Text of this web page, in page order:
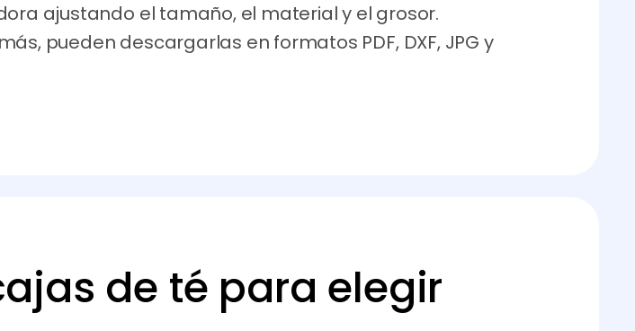
ajustando el tamaño, el material y el grosor.
pueden descargarlas en formatos PDF, DXF, JPG y
de té para elegir